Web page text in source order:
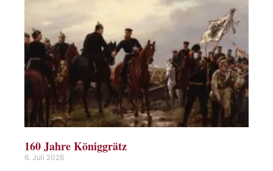
160 Jahre Königgrätz
6. Juli 2026